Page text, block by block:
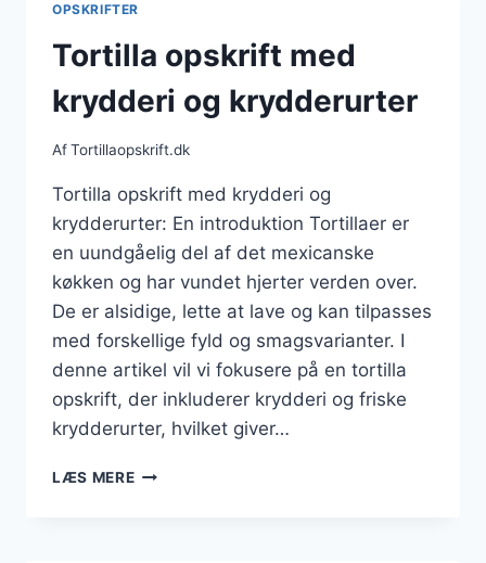
OPSKRIFTER
Tortilla opskrift med
krydderi og krydderurter
AfTortillaopskrift.dk
Tortilla opskrift med krydderi og
krydderurter: En introduktion Tortillaer er
en uundgåelig del af det mexicanske
køkken og har vundet hjerter verden over.
De er alsidige, lette at lave og kan tilpasses
med forskellige fyld og smagsvarianter. I
denne artikel vil vi fokusere på en tortilla
opskrift, der inkluderer krydderi og friske
krydderurter, hvilket giver…
LÆS MERETORTILLA